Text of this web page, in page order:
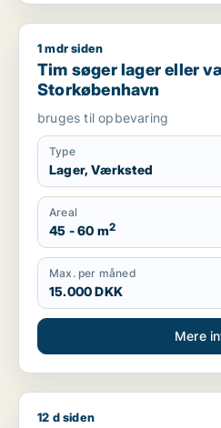
Tim søger lager eller
1 mdr siden
Tim søger lager eller
Storkøbenhavn
bruges til opbevaring
Type
Lager, Værksted
Areal
45 - 60 m2
Max. per måned
15.000 DKK
Mere
Allan søger lager, værksted,
12 d siden